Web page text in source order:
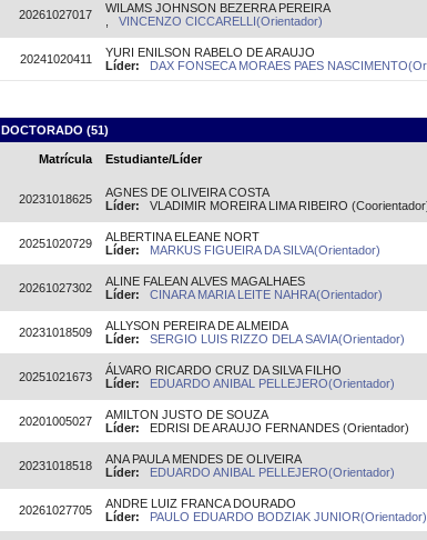
20261027017
WILAMS JOHNSON BEZERRA PEREIRA
VINCENZO CICCARELLI(Orientador)
20241020411
YURI ENILSON RABELO DE ARAUJO
Líder:
DAX FONSECA MORAES PAES
DOCTORADO (51)
Matrícula Estudiante/Líder
20231018625
AGNES DE OLIVEIRA COSTA
Líder: VLADIMIR MOREIRA LIMA RIBEIRO
20251020729
ALBERTINA ELEANE NORT
Líder:
MARKUS FIGUEIRA DA SILVA(Orientador)
20261027302
ALINE FALEAN ALVES MAGALHAES
Líder:
CINARA MARIA LEITE NAHRA(Orientador)
20231018509
ALLYSON PEREIRA DE ALMEIDA
Líder:
SERGIO LUIS RIZZO DELA SAVIA(Orientador)
20251021673
ÁLVARO RICARDO CRUZ DA SILVA FILHO
Líder:
EDUARDO ANIBAL PELLEJERO(Orientador)
20201005027
AMILTON JUSTO DE SOUZA
Líder: EDRISI DE ARAUJO FERNANDES (Orientador)
20231018518
ANA PAULA MENDES DE OLIVEIRA
Líder:
EDUARDO ANIBAL PELLEJERO(Orientador)
20261027705
ANDRE LUIZ FRANCA DOURADO
Líder:
PAULO EDUARDO BODZIAK JUNIOR(Orientador)